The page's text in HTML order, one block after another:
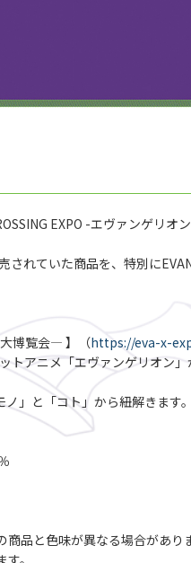
EXPO -エヴァンゲリ
されていた商品を、特別に
大博覧会― 】（https://eva-x-
トアニメ「エヴァンゲリオン
」と「コト」から紐解きます。
品と色味が異なる場合がありま
。